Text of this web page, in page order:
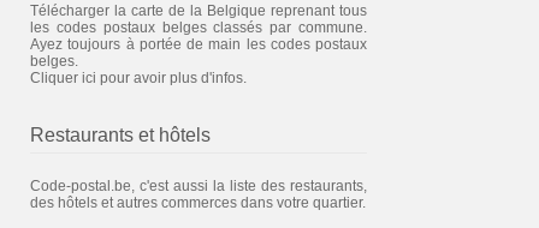
Télécharger la carte de la Belgique reprenant tous
les codes postaux belges classés par commune.
Ayez toujours à portée de main les codes postaux
belges.
Cliquer ici pour avoir plus d'infos.
Restaurants et hôtels
Code-postal.be, c'est aussi la liste des restaurants,
des hôtels et autres commerces dans votre quartier.